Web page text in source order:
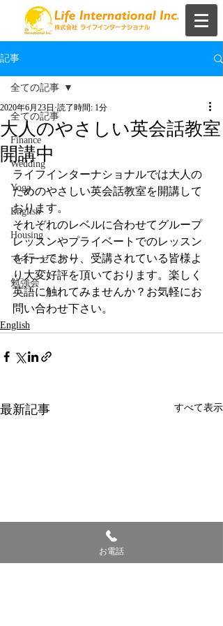
記事
全ての記事
Finance
Wedding
Yoga
English
Housing
マネーセミナー
勉強会
全ての記事
大人のやさしい英会話教室
開講中
2020年6月23日 読了時間: 1分
ライフインターナショナルでは大人の
ためのやさしい英会話教室を開講して
おります。
それぞれのレベルに合わせてグループ
レッスンやプライベートでのレッスン
を行っており、受講されている皆様よ
り大変好評を頂いております。楽しく
英語に触れてみませんか？お気軽にお
問い合わせ下さい。
English
最新記事 すべて表示
お電話